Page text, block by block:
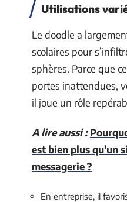
Utilisations
Le doodle a
scolaires pour
sphères. Parce que
portes inattendues,
il joue un rôle
A lire aussi :
est bien plus qu'un
messagerie ?
En entreprise, il